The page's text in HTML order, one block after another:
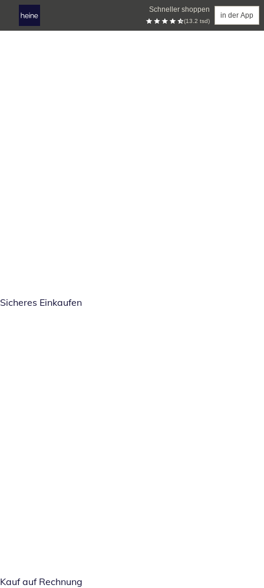
Schneller shoppen
(13.2 tsd)
in der App
Sicheres Einkaufen
Kauf auf Rechnung